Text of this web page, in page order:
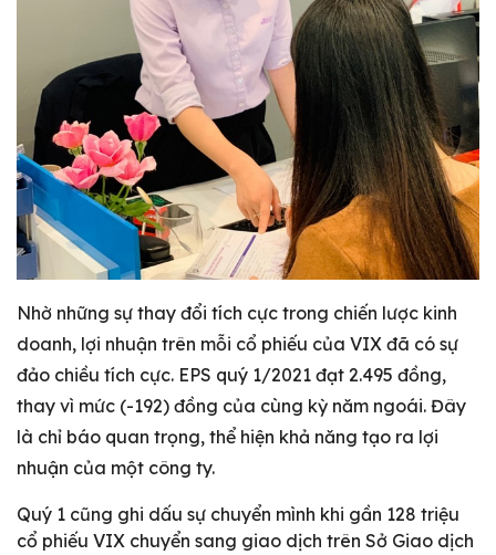
Nhờ những sự thay đổi tích cực trong chiến lược kinh
doanh, lợi nhuận trên mỗi cổ phiếu của VIX đã có sự
đảo chiều tích cực. EPS quý 1/2021 đạt 2.495 đồng,
thay vì mức (-192) đồng của cùng kỳ năm ngoái. Đây
là chỉ báo quan trọng, thể hiện khả năng tạo ra lợi
nhuận của một công ty.
Quý 1 cũng ghi dấu sự chuyển mình khi gần 128 triệu
cổ phiếu VIX chuyển sang giao dịch trên Sở Giao dịch